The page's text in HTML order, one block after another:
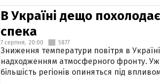
В Україні дещо
спека
7 серпня, 20:00 5877
Зниження температури повітря в Україні
надходженням атмосферного фронту.
більшість регіонів опиняться під